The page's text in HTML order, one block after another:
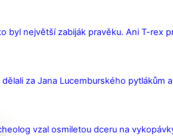
byl největší zabiják pravěku. Ani T-rex
dělali za Jana Lucemburského pytlákům
vzal osmiletou dceru na